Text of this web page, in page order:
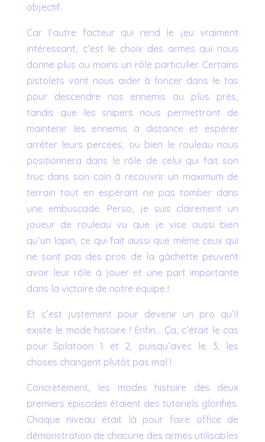
objectif.
Car l’autre facteur qui rend le jeu vraiment
intéressant, c’est le choix des armes qui nous
donne plus ou moins un rôle particulier. Certains
pistolets vont nous aider à foncer dans le tas
pour descendre nos ennemis au plus près,
tandis que les snipers nous permettront de
maintenir les ennemis à distance et espérer
arrêter leurs percées, ou bien le rouleau nous
positionnera dans le rôle de celui qui fait son
truc dans son coin à recouvrir un maximum de
terrain tout en espérant ne pas tomber dans
une embuscade. Perso, je suis clairement un
joueur de rouleau vu que je vise aussi bien
qu’un lapin, ce qui fait aussi que même ceux qui
ne sont pas des pros de la gâchette peuvent
avoir leur rôle à jouer et une part importante
dans la victoire de notre équipe !
Et c’est justement pour devenir un pro qu’il
existe le mode histoire ! Enfin… Ça, c’était le cas
pour Splatoon 1 et 2, puisqu’avec le 3, les
choses changent plutôt pas mal !
Concrètement, les modes histoire des deux
premiers épisodes étaient des tutoriels glorifiés.
Chaque niveau était là pour faire office de
démonstration de chacune des armes utilisables